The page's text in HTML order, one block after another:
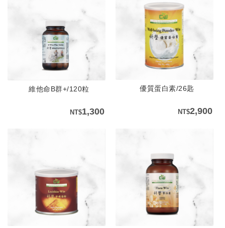
維他命B群+/120粒
1,300
優質蛋白素/26匙
2,900